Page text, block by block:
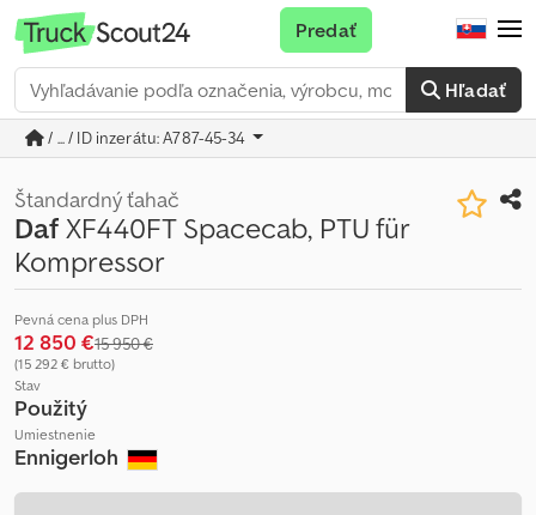
Hľadať
Predať
/ ... / ID inzerátu: A787-45-34
Štandardný ťahač
DafXF440FT Spacecab, PTU für
Kompressor
Pevná cena plus DPH
12 850 €15 950 €
(15 292 € brutto)
Stav
Použitý
Umiestnenie
Ennigerloh